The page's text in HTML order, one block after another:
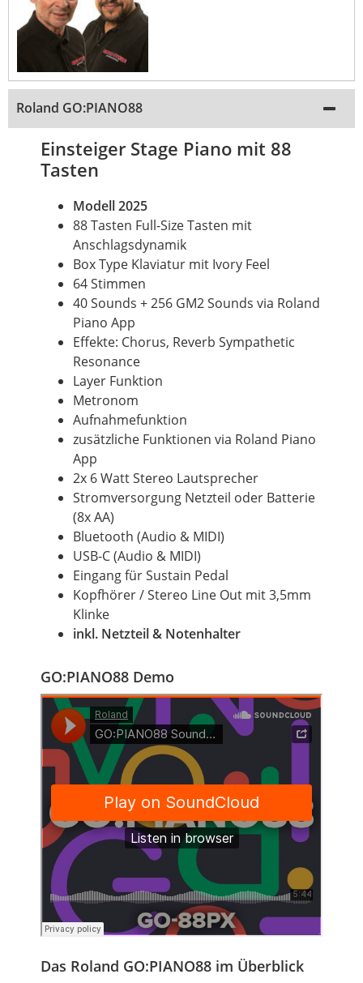
Roland GO:PIANO88
Einsteiger Stage Piano mit 88
Tasten
Modell 2025
88 Tasten Full-Size Tasten mit
Anschlagsdynamik
Box Type Klaviatur mit Ivory Feel
64 Stimmen
40 Sounds + 256 GM2 Sounds via Roland
Piano App
Effekte: Chorus, Reverb Sympathetic
Resonance
Layer Funktion
Metronom
Aufnahmefunktion
zusätzliche Funktionen via Roland Piano
App
2x 6 WattStereo Lautsprecher
Stromversorgung Netzteil oder Batterie
(8x AA)
Bluetooth (Audio & MIDI)
USB-C (Audio & MIDI)
Eingang fürSustain Pedal
Kopfhörer /Stereo Line Out mit 3,5mm
Klinke
inkl. Netzteil & Notenhalter
GO:PIANO88 Demo
Das Roland GO:PIANO88 im Überblick